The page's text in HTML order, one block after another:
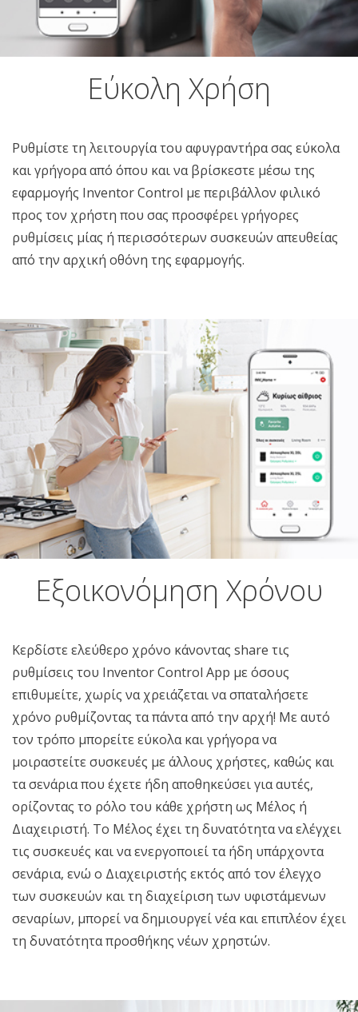
Εύκολη Χρήση
Ρυθμίστε τη λειτουργία του αφυγραντήρα σας εύκολα
και γρήγορα από όπου και να βρίσκεστε μέσω της
εφαρμογής Inventor Control με περιβάλλον φιλικό
προς τον χρήστη που σας προσφέρει γρήγορες
ρυθμίσεις μίας ή περισσότερων συσκευών απευθείας
από την αρχική οθόνη της εφαρμογής.
Εξοικονόμηση Χρόνου
Κερδίστε ελεύθερο χρόνο κάνοντας share τις
ρυθμίσεις του Inventor Control App με όσους
επιθυμείτε, χωρίς να χρειάζεται να σπαταλήσετε
χρόνο ρυθμίζοντας τα πάντα από την αρχή! Με αυτό
τον τρόπο μπορείτε εύκολα και γρήγορα να
μοιραστείτε συσκευές με άλλους χρήστες, καθώς και
τα σενάρια που έχετε ήδη αποθηκεύσει για αυτές,
ορίζοντας το ρόλο του κάθε χρήστη ως Μέλος ή
Διαχειριστή. Το Μέλος έχει τη δυνατότητα να ελέγχει
τις συσκευές και να ενεργοποιεί τα ήδη υπάρχοντα
σενάρια, ενώ ο Διαχειριστής εκτός από τον έλεγχο
των συσκευών και τη διαχείριση των υφιστάμενων
σεναρίων, μπορεί να δημιουργεί νέα και επιπλέον έχει
τη δυνατότητα προσθήκης νέων χρηστών.